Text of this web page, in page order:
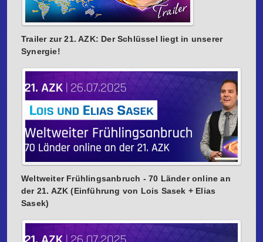
Trailer zur 21. AZK: Der Schlüssel liegt in unserer
Synergie!
Weltweiter Frühlingsanbruch - 70 Länder online an
der 21. AZK (Einführung von Lois Sasek + Elias
Sasek)